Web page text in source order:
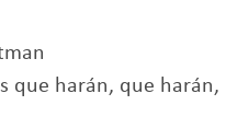
que harán, que harán,